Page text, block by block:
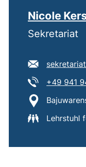
Nicole
Sekretariat
E-Mail
Tel:
+49 941
Standort:
Lehrstuhl